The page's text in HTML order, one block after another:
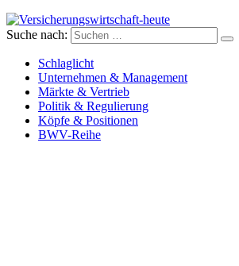
Versicherungswirtschaft-heute
Suche nach:
Schlaglicht
Unternehmen & Management
Märkte & Vertrieb
Politik & Regulierung
Köpfe & Positionen
BWV-Reihe